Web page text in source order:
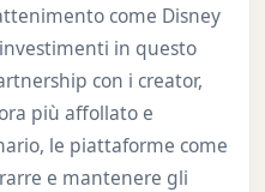
come Disney
in questo
con i creator,
più affollato e
le piattaforme come
e mantenere gli